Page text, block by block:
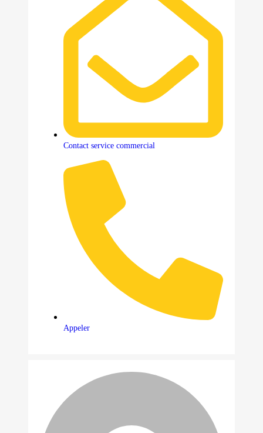
Contact service commercial
Appeler